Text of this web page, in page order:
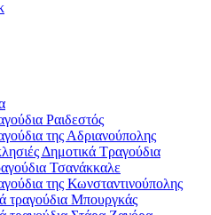
Ραιδεστός
της Αδριανούπολης
Δημοτικά Τραγούδια
Τσανάκκαλε
της Κωνσταντινούπολης
τραγούδια Μπουργκάς